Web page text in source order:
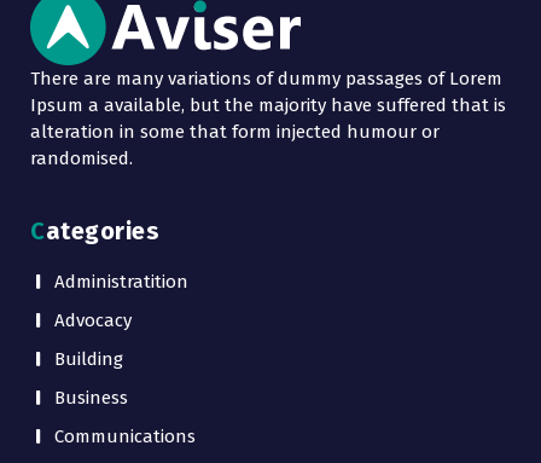
There are many variations of dummy passages of Lorem
Ipsum a available, but the majority have suffered that is
alteration in some that form injected humour or
randomised.
Categories
Administratition
Advocacy
Building
Business
Communications